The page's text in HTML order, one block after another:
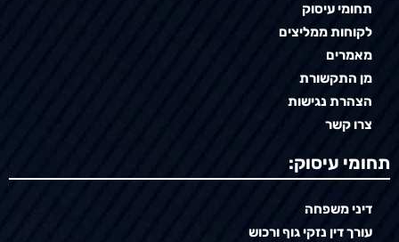
תחומי עיסוק
לקוחות ממליצים
מאמרים
מן התקשורת
הצהרת נגישות
צרו קשר
תחומי עיסוק:
דיני משפחה
עורך דין נזקי גוף ורכוש